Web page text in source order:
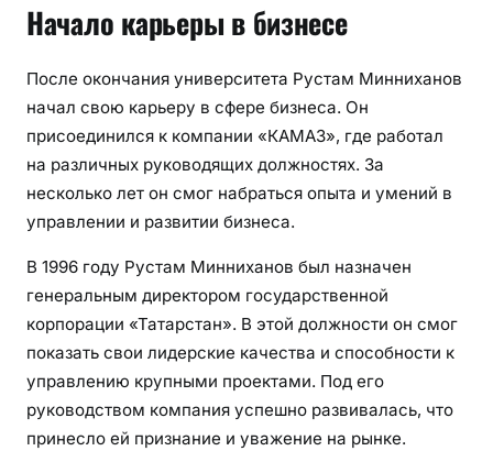
Начало карьеры в бизнесе
После окончания университета Рустам Минниханов
начал свою карьеру в сфере бизнеса. Он
присоединился к компании «КАМАЗ», где работал
на различных руководящих должностях. За
несколько лет он смог набраться опыта и умений в
управлении и развитии бизнеса.
В 1996 году Рустам Минниханов был назначен
генеральным директором государственной
корпорации «Татарстан». В этой должности он смог
показать свои лидерские качества и способности к
управлению крупными проектами. Под его
руководством компания успешно развивалась, что
принесло ей признание и уважение на рынке.